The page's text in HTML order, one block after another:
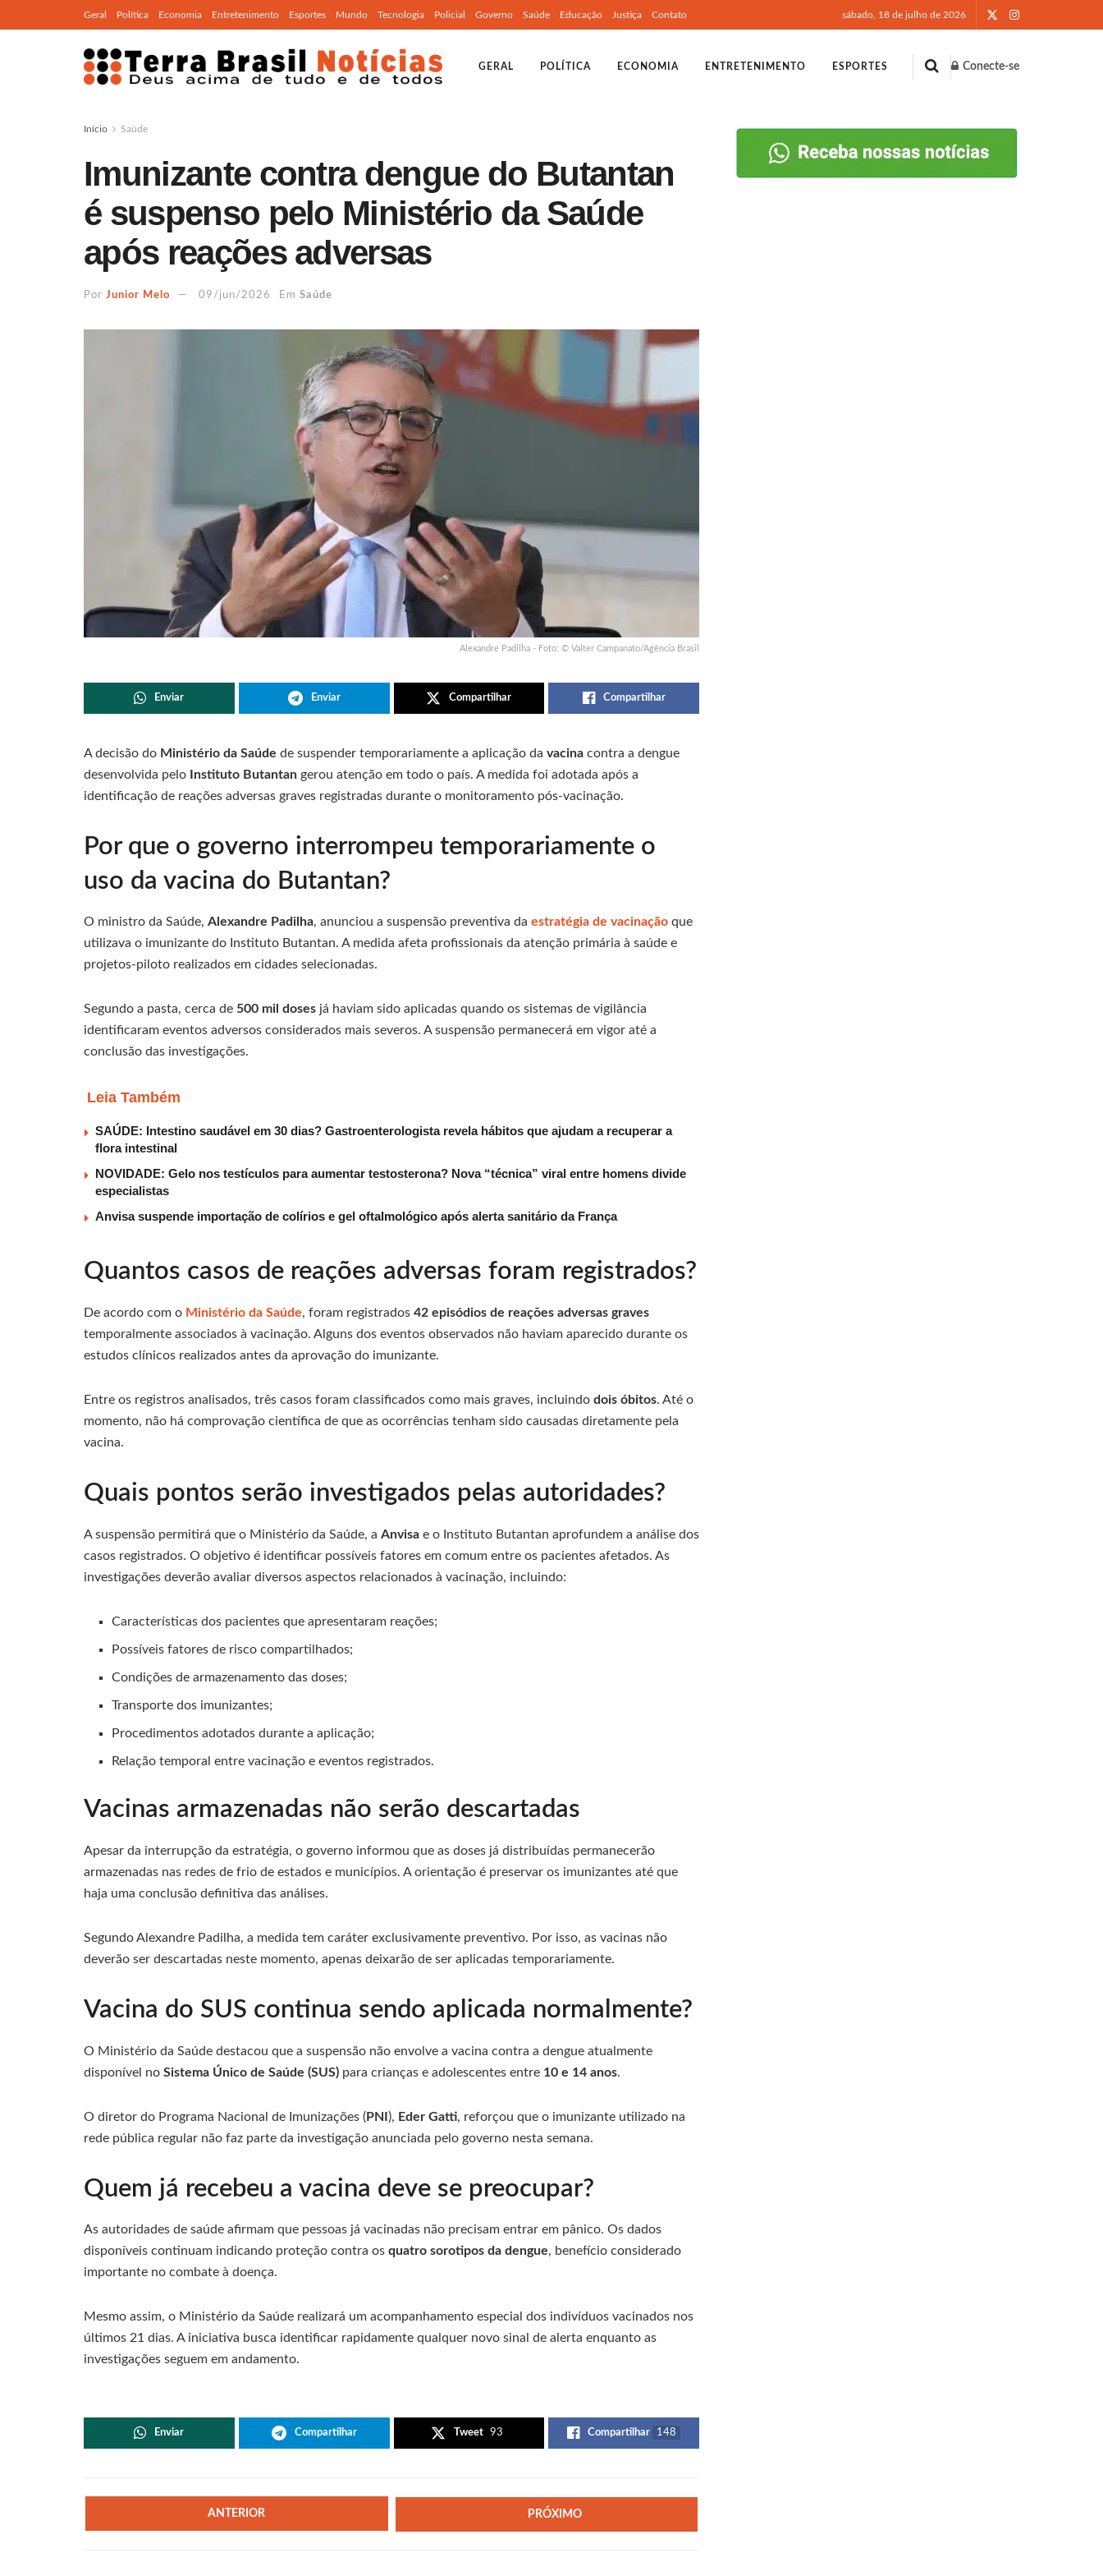
Geral Política Economia Entretenimento Esportes Mundo Tecnologia Policial Governo Saúde Educação Justiça Contato sábado, 18 de julho de 2026
GERAL POLÍTICA ECONOMIA ENTRETENIMENTO ESPORTES Conecte-se
Início Saúde
Imunizante contra dengue do Butantan
é suspenso pelo Ministério da Saúde
após reações adversas
Por Junior Melo 09/jun/2026 Em Saúde
Alexandre Padilha - Foto: © Valter Campanato/Agência Brasil
Enviar Enviar Compartilhar Compartilhar
A decisão do Ministério da Saúde de suspender temporariamente a aplicação da vacina contra a dengue
desenvolvida pelo
Instituto Butantan gerou atenção em todo o país. A medida foi adotada após a
identificação de reações adversas graves registradas durante o monitoramento pós-vacinação.
Por que o governo interrompeu temporariamente o
uso da vacina do Butantan?
O ministro da Saúde, Alexandre Padilha, anunciou a suspensão preventiva da estratégia de vacinação que
utilizava o imunizante do Instituto Butantan. A medida afeta profissionais da atenção primária à saúde e
projetos-piloto realizados em cidades selecionadas.
Segundo a pasta, cerca de 500 mil doses já haviam sido aplicadas quando os sistemas de vigilância
identificaram eventos adversos considerados mais severos. A suspensão permanecerá em vigor até a
conclusão das investigações.
Leia Também
SAÚDE: Intestino saudável em 30 dias? Gastroenterologista revela hábitos que ajudam a recuperar a
flora intestinal
NOVIDADE: Gelo nos testículos para aumentar testosterona? Nova “técnica” viral entre homens divide
especialistas
Anvisa suspende importação de colírios e gel oftalmológico após alerta sanitário da França
Quantos casos de reações adversas foram registrados?
De acordo com o Ministério da Saúde, foram registrados 42 episódios de reações adversas graves
temporalmente associados à vacinação. Alguns dos eventos observados não haviam aparecido durante os
estudos clínicos realizados antes da aprovação do imunizante.
Entre os registros analisados, três casos foram classificados como mais graves, incluindo dois óbitos. Até o
momento, não há comprovação científica de que as ocorrências tenham sido causadas diretamente pela
vacina.
Quais pontos serão investigados pelas autoridades?
A suspensão permitirá que o Ministério da Saúde, a Anvisa e o Instituto Butantan aprofundem a análise dos
casos registrados. O objetivo é identificar possíveis fatores em comum entre os pacientes afetados. As
investigações deverão avaliar diversos aspectos relacionados à vacinação, incluindo:
Características dos pacientes que apresentaram reações;
Possíveis fatores de risco compartilhados;
Condições de armazenamento das doses;
Transporte dos imunizantes;
Procedimentos adotados durante a aplicação;
Relação temporal entre vacinação e eventos registrados.
Vacinas armazenadas não serão descartadas
Apesar da interrupção da estratégia, o governo informou que as doses já distribuídas permanecerão
armazenadas nas redes de frio de estados e municípios. A orientação é preservar os imunizantes até que
haja uma conclusão definitiva das análises.
Segundo Alexandre Padilha, a medida tem caráter exclusivamente preventivo. Por isso, as vacinas não
deverão ser descartadas neste momento, apenas deixarão de ser aplicadas temporariamente.
Vacina do SUS continua sendo aplicada normalmente?
O Ministério da Saúde destacou que a suspensão não envolve a vacina contra a dengue atualmente
disponível no Sistema Único de Saúde (SUS) para crianças e adolescentes entre 10 e 14 anos.
O diretor do Programa Nacional de Imunizações (PNI ), Eder Gatti, reforçou que o imunizante utilizado na
rede pública regular não faz parte da investigação anunciada pelo governo nesta semana.
Quem já recebeu a vacina deve se preocupar?
As autoridades de saúde afirmam que pessoas já vacinadas não precisam entrar em pânico. Os dados
disponíveis continuam indicando proteção contra os quatro sorotipos da dengue, benefício considerado
importante no combate à doença.
Mesmo assim, o Ministério da Saúde realizará um acompanhamento especial dos indivíduos vacinados nos
últimos 21 dias. A iniciativa busca identificar rapidamente qualquer novo sinal de alerta enquanto as
investigações seguem em andamento.
Enviar Compartilhar Tweet 93 Compartilhar 148
ANTERIOR PRÓXIMO